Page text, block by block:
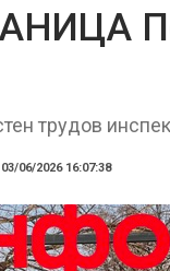
трудов
03/06/2026 16:07:38